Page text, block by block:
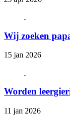
Wij zoeken
15 jan 2026
Worden
11 jan 2026